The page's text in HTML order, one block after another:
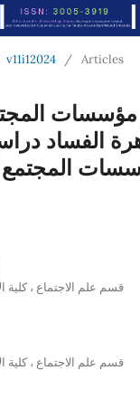
v11i12024 / Articles
مؤسسات
الفساد
المجتمع
قسم علم الاجتماع ، كلية
قسم علم الاجتماع ، كلية